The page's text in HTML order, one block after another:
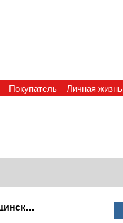
Покупатель Личная жизнь
Первыми после США: израильские врачи получат доступ к "медицинскому" ИИ OpenAI